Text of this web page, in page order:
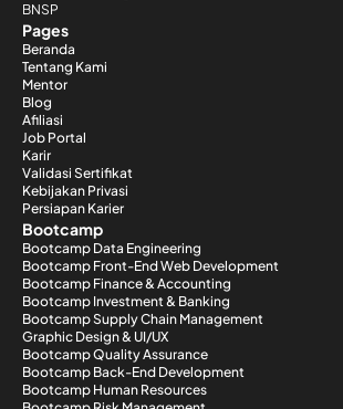
BNSP
Pages
Beranda
Tentang Kami
Mentor
Blog
Afiliasi
Job Portal
Karir
Validasi Sertifikat
Kebijakan Privasi
Persiapan Karier
Bootcamp
Bootcamp Data Engineering
Bootcamp Front-End Web Development
Bootcamp Finance & Accounting
Bootcamp Investment & Banking
Bootcamp Supply Chain Management
Graphic Design & UI/UX
Bootcamp Quality Assurance
Bootcamp Back-End Development
Bootcamp Human Resources